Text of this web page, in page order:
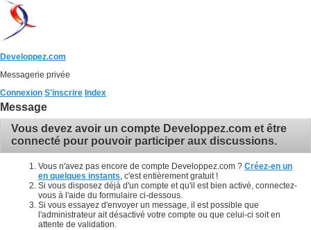
Developpez.com
Messagerie privée
Connexion S'inscrire Index
Message
Vous devez avoir un compte Developpez.com et être
connecté pour pouvoir participer aux discussions.
Vous n'avez pas encore de compte Developpez.com ? Créez-en un
en quelques instants , c'est entièrement gratuit !
Si vous disposez déjà d'un compte et qu'il est bien activé, connectez-
vous à l'aide du formulaire ci-dessous.
Si vous essayez d'envoyer un message, il est possible que
l'administrateur ait désactivé votre compte ou que celui-ci soit en
attente de validation.